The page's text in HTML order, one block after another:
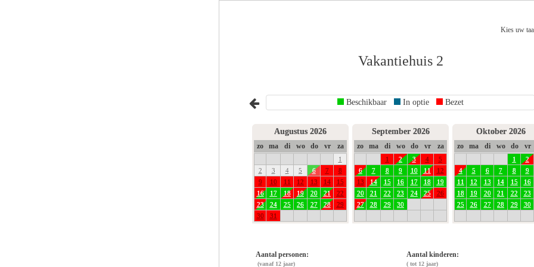
Kies uw
Vakantiehuis 2
Beschikbaar In optie Bezet
Augustus 2026
zo ma di wo do vr za
1
2
3 4 5 6 7
8
9
10 11 12 13 14
15
16
17 18 19 20 21
22
23
24 25 26 27 28
29
30
31
September 2026
zo ma di wo do vr za
1 2 3 4
5
6
7 8 9 10 11
12
13
14 15 16 17 18
19
20
21 22 23 24 25
26
27
28 29 30
Oktober 2026
zo ma di wo do vr
1 2
4
5 6 7 8 9
11
12 13 14 15 16
18
19 20 21 22 23
25
26 27 28 29 30
Aantal personen:
(vanaf 12 jaar)
Aantal kinderen:
( tot 12 jaar)